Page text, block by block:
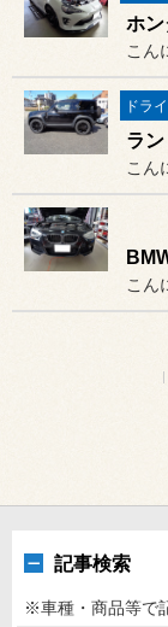
こん
こん
こん
記事検索
※車種・商品等で